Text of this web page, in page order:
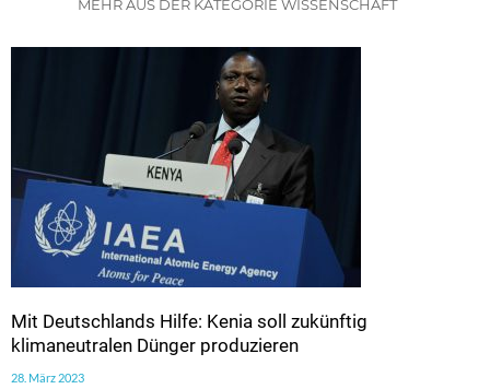
MEHR AUS DER KATEGORIE WISSENSCHAFT
Mit Deutschlands Hilfe: Kenia soll zukünftig
klimaneutralen Dünger produzieren
28. März 2023